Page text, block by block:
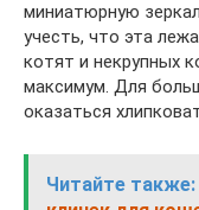
миниатюрную
учесть, что эта
котят и некрупных
максимум. Для
оказаться
Читайте также: